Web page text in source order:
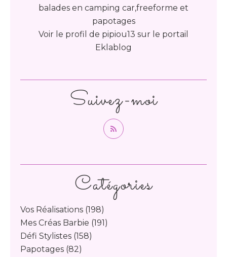
Catégories
Vos Réalisations (198)
Mes Créas Barbie (191)
Défi Stylistes (158)
Papotages (82)
balades en camping car,freeforme et
papotages
Voir le profil de pipiou13 sur le portail
Eklablog
Suivez-moi